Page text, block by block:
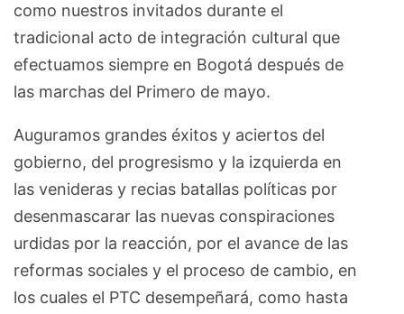
como nuestros invitados durante el
tradicional acto de integración cultural que
efectuamos siempre en Bogotá después de
las marchas del Primero de mayo.
Auguramos grandes éxitos y aciertos del
gobierno, del progresismo y la izquierda en
las venideras y recias batallas políticas por
desenmascarar las nuevas conspiraciones
urdidas por la reacción, por el avance de las
reformas sociales y el proceso de cambio, en
los cuales el PTC desempeñará, como hasta